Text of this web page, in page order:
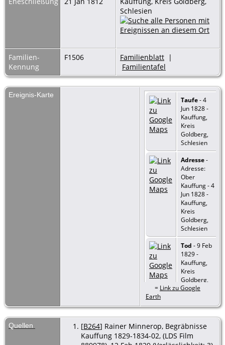
Schlesien
Familien-
Kennung
F1506 Familienblatt |
Familientafel
Ereignis-Karte
Taufe- 4
Jun 1828 -
Kauffung,
Kreis
Goldberg,
Schlesien
Adresse-
Adresse:
Ober
Kauffung - 4
Jun 1828 -
Kauffung,
Kreis
Goldberg,
Schlesien
Tod - 9 Feb
1829 -
Kauffung,
Kreis
Goldberg,
Schlesien
Beerdigung
1829 -
Kauffung,
Kreis
= Link zu Google
Earth
Quellen [B264] Rainer Minnerop, Begräbnisse
Kauffung 1829-1834-02, (LDS Film